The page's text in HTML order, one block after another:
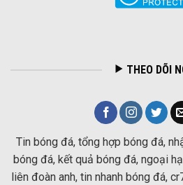
THEO DÕI
Tin bóng đá, tổng hợp bóng đá,
bóng đá, kết quả bóng đá, ngoại
liên đoàn anh, tin nhanh bóng đá,